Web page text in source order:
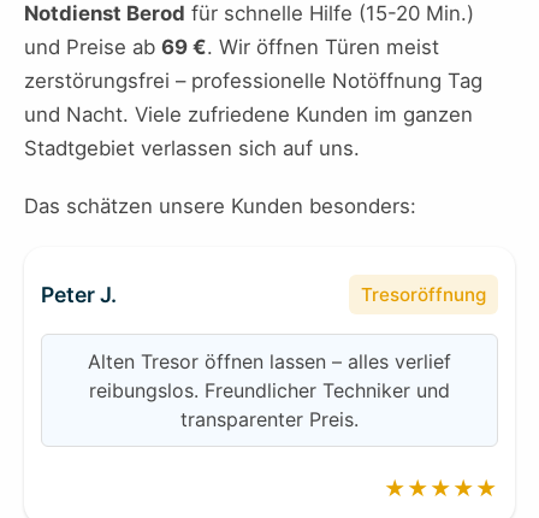
Notdienst Berod für schnelle Hilfe (15-20 Min.)
und Preise ab 69 €. Wir öffnen Türen meist
zerstörungsfrei – professionelle Notöffnung Tag
und Nacht. Viele zufriedene Kunden im ganzen
Stadtgebiet verlassen sich auf uns.
Das schätzen unsere Kunden besonders:
Peter J. Tresoröffnung
Alten Tresor öffnen lassen – alles verlief
reibungslos. Freundlicher Techniker und
transparenter Preis.
★★★★★